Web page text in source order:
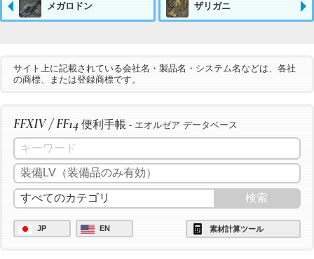
メガロドン ザリガニ
サイト上に記載されている会社名・製品名・システム名などは、各社
の商標、または登録商標です。
FFXIV / FF14 便利手帳 - エオルゼア データベース
JP EN 素材計算ツール